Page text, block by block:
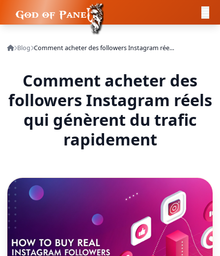
Blog Comment acheter des followers Instagram réels qui génèrent du trafic rapidement
Comment acheter des
followers Instagram réels
qui génèrent du trafic
rapidement